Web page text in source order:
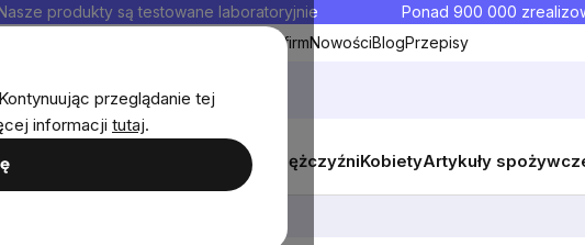
przeglądanie tej
informacji tutaj.
produkty są testowane laboratoryjnie Ponad 900 000
Współpraca hurtowa dla firmNowościBlogPrzepisy
diety Zestawy promocyjne MężczyźniKobietyArtykuły